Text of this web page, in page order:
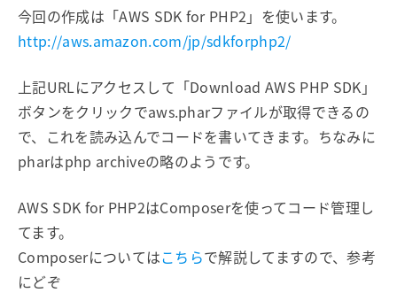
今回の作成は「AWS SDK for PHP2」を使います。
http://aws.amazon.com/jp/sdkforphp2/
上記URLにアクセスして「Download AWS PHP SDK」
ボタンをクリックでaws.pharファイルが取得できるの
で、これを読み込んでコードを書いてきます。ちなみに
pharはphp archiveの略のようです。
AWS SDK for PHP2はComposerを使ってコード管理し
てます。
Composerについてはこちらで解説してますので、参考
にどぞ